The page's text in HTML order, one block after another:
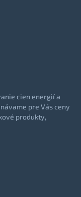
cien energií a
pre Vás ceny
produkty,